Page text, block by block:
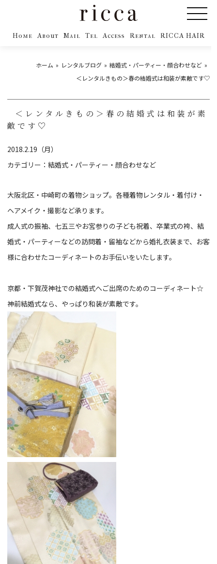
Home About Mail Tel Access Rental RICCA HAIR
ホーム レンタルブログ
結婚式・パーティー・顔合わせなど
＜レンタルきもの＞春の結婚式は和装が素敵です♡
＜レンタルきもの＞春の結婚式は和装が素
敵です♡
2018.2.19（月）
カテゴリー： 結婚式・パーティー・顔合わせなど
大阪北区・中崎町の着物ショップ。各種着物レンタル・着付け・
ヘアメイク・撮影など承ります。
成人式の振袖、七五三やお宮参りの子ども祝着、卒業式の袴、結
婚式・パーティーなどの訪問着・留袖などから婚礼衣装まで、お客
様に合わせたコーディネートのお手伝いをいたします。
京都・下賀茂神社での結婚式へご出席のためのコーディネート☆
神前結婚式なら、やっぱり和装が素敵です。